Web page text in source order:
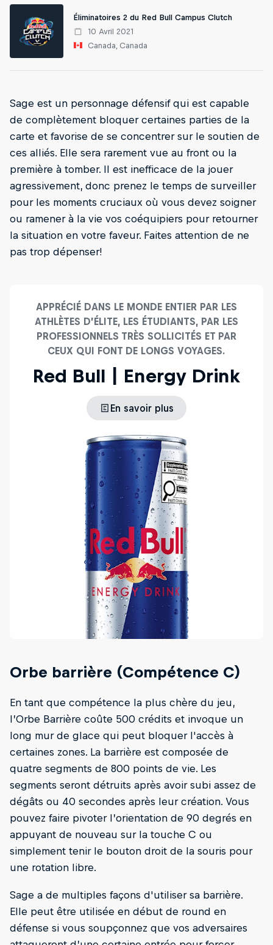
Éliminatoires 2 du Red Bull Campus Clutch
10 Avril 2021
Canada, Canada
Sage est un personnage défensif qui est capable
de complètement bloquer certaines parties de la
carte et favorise de se concentrer sur le soutien de
ces alliés. Elle sera rarement vue au front ou la
première à tomber. Il est inefficace de la jouer
agressivement, donc prenez le temps de surveiller
pour les moments cruciaux où vous devez soigner
ou ramener à la vie vos coéquipiers pour retourner
la situation en votre faveur. Faites attention de ne
pas trop dépenser!
APPRÉCIÉ DANS LE MONDE ENTIER PAR LES
ATHLÈTES D’ÉLITE, LES ÉTUDIANTS, PAR LES
PROFESSIONNELS TRÈS SOLLICITÉS ET PAR
CEUX QUI FONT DE LONGS VOYAGES.
Red Bull | Energy Drink
En savoir plus
Orbe barrière (Compétence C)
En tant que compétence la plus chère du jeu,
l’Orbe Barrière coûte 500 crédits et invoque un
long mur de glace qui peut bloquer l'accès à
certaines zones. La barrière est composée de
quatre segments de 800 points de vie. Les
segments seront détruits après avoir subi assez de
dégâts ou 40 secondes après leur création. Vous
pouvez faire pivoter l’orientation de 90 degrés en
appuyant de nouveau sur la touche C ou
simplement tenir le bouton droit de la souris pour
une rotation libre.
Sage a de multiples façons d'utiliser sa barrière.
Elle peut être utilisée en début de round en
défense si vous soupçonnez que vos adversaires